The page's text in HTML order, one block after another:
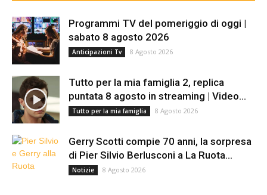
Programmi TV del pomeriggio di oggi |
sabato 8 agosto 2026
Anticipazioni Tv 8 Agosto 2026
Tutto per la mia famiglia 2, replica
puntata 8 agosto in streaming | Video...
Tutto per la mia famiglia 8 Agosto 2026
Gerry Scotti compie 70 anni, la sorpresa
di Pier Silvio Berlusconi a La Ruota...
Notizie 8 Agosto 2026